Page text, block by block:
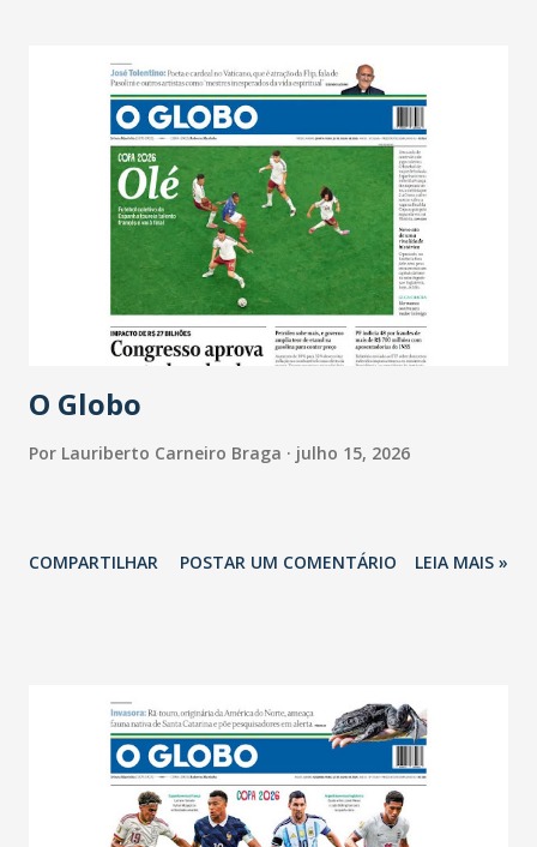
O Globo
Por Lauriberto Carneiro Braga julho 15, 2026
COMPARTILHAR POSTAR UM COMENTÁRIO LEIA MAIS »